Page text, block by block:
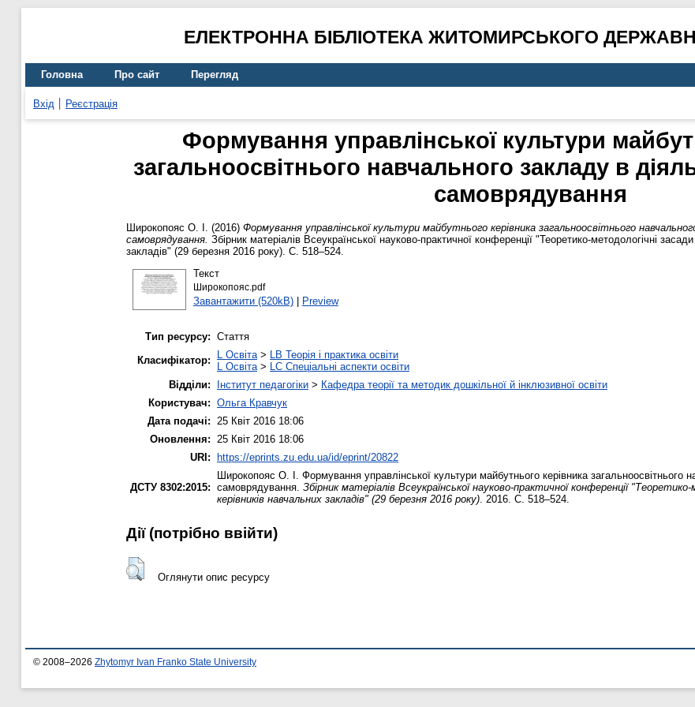
ЕЛЕКТРОННА БІБЛІОТЕКА ЖИТОМИРСЬКОГО
Головна Про сайт Перегляд
Вхід Реєстрація
Формування управлінської культури
загальноосвітнього навчального закладу в
самоврядування
Широкопояс О. І. (2016) Формування управлінської культури майбутнього керівника загальноосвітнього
самоврядування. Збірник матеріалів Всеукраїнської науково-практичної конференції "Теоретико-методологічні
закладів" (29 березня 2016 року). С. 518–524.
Текст
Широкопояс.pdf
Завантажити (520kB)| Preview
Тип ресурсу: Стаття
Класифікатор:
L Освіта> LB Теорія і практика освіти
L Освіта> LC Спеціальні аспекти освіти
Відділи:
Інститут педагогіки > Кафедра теорії та методик дошкільної й інклюзивної освіти
Користувач: Ольга Кравчук
Дата подачі: 25 Квіт 2016 18:06
Оновлення: 25 Квіт 2016 18:06
URI:
https://eprints.zu.edu.ua/id/eprint/20822
ДСТУ 8302:2015:
Широкопояс О. І. Формування управлінської культури майбутнього керівника загальноосвітнього
самоврядування. Збірник матеріалів Всеукраїнської науково-практичної конференції
керівників навчальних закладів" (29 березня 2016 року). 2016. С. 518–524.
Дії ​​(потрібно ввійти)
Оглянути опис ресурсу
© 2008–2026 Zhytomyr Ivan Franko State University